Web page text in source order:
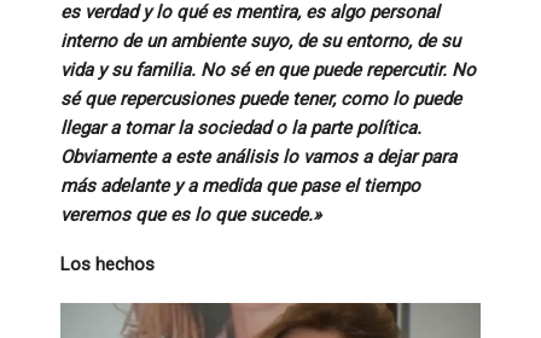
es verdad y lo qué es mentira, es algo personal
interno de un ambiente suyo, de su entorno, de su
vida y su familia. No sé en que puede repercutir. No
sé que repercusiones puede tener, como lo puede
llegar a tomar la sociedad o la parte política.
Obviamente a este análisis lo vamos a dejar para
más adelante y a medida que pase el tiempo
veremos que es lo que sucede.»
Los hechos